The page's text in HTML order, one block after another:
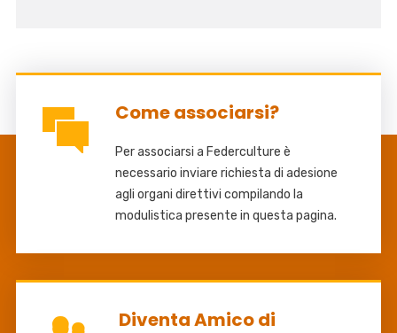
Come associarsi?
Per associarsi a Federculture è
necessario inviare richiesta di adesione
agli organi direttivi compilando la
modulistica presente in questa pagina.
Diventa Amico di